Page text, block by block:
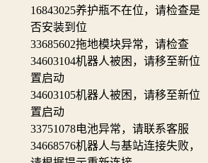
16843025养护瓶不在位，请检查是
否安装到位
33685602拖地模块异常，请检查
34603104机器人被困，请移至新位
置启动
34603105机器人被困，请移至新位
置启动
33751078电池异常，请联系客服
34668576机器人与基站连接失败，